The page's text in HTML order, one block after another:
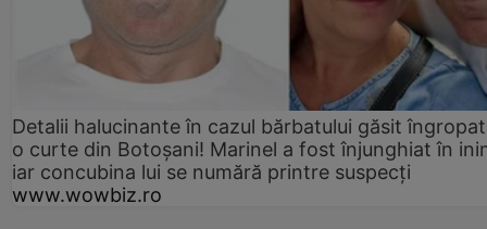
Detalii halucinante în cazul bărbatului găsit
o curte din Botoșani! Marinel a fost înjunghiat în
iar concubina lui se numără printre suspecți
www.wowbiz.ro